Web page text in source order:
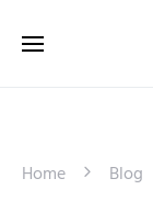
Home Blog